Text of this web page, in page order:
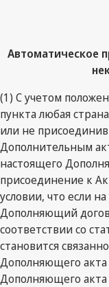
Автоматическое
(1) С учетом
пункта любая
или не
Дополнительным
настоящего
присоединение к
условии, что если
Дополняющий
соответствии со
становится
Дополняющего акта
Дополняющего акта